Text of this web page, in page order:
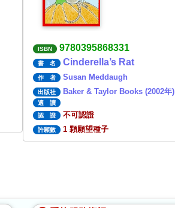
ISBN 9780395868331
書 名 Cinderella’s Rat
作 者 Susan Meddaugh
出版社 Baker & Taylor Books (2002年)
適 讀
認 證
不可認證
許願數 1 顆願望種子